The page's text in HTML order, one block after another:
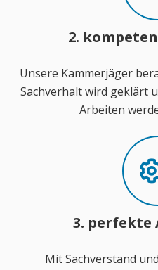
2.
Unsere Kammerjäger
Sachverhalt wird geklärt
Arbeiten
3. perfekte
Mit Sachverstand